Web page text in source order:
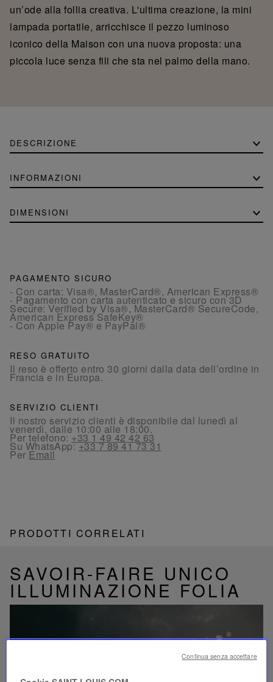
un’ode alla follia creativa. L'ultima creazione, la mini
lampada portatile, arricchisce il pezzo luminoso
iconico della Maison con una nuova proposta: una
piccola luce senza fili che sta nel palmo della mano.
DESCRIZIONE
INFORMAZIONI
DIMENSIONI
PAGAMENTO SICURO
- Con carta: Visa®, MasterCard®, American Express®
- Pagamento con carta autenticato e sicuro con 3D
Secure: Verified by Visa®, MasterCard® SecureCode,
American Express SafeKey®
- Con Apple Pay® e PayPal®
RESO GRATUITO
Il reso è offerto entro 30 giorni dalla data dell’ordine in
Francia e in Europa.
SERVIZIO CLIENTI
Il nostro servizio clienti è disponibile dal lunedì al
venerdì, dalle 10:00 alle 18:00.
Per telefono:+33 1 49 42 42 63
Su WhatsApp:+33 7 89 41 73 31
PerEmail
PRODOTTI CORRELATI
SAVOIR-FAIRE UNICO
ILLUMINAZIONE FOLIA
Continua senza accettare